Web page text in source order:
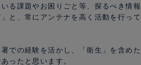
る課題やお困りごと等、探るべき情報
と、常にアンテナを高く活動を行って
での経験を活かし、「衛生」を含めた
ったと思います。